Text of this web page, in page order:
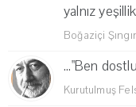
yalnız
Boğaziçi
..."Ben
Kurutulmuş